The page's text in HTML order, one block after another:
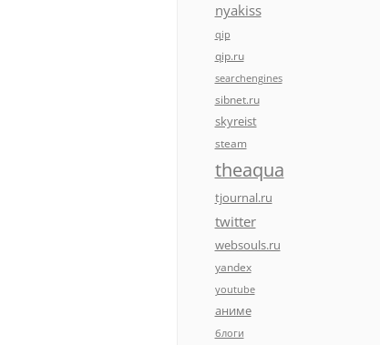
nyakiss
qip
qip.ru
searchengines
sibnet.ru
skyreist
steam
theaqua
tjournal.ru
twitter
websouls.ru
yandex
youtube
аниме
блоги